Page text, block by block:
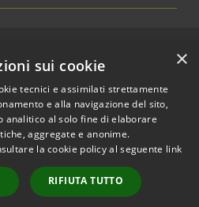
Copyright © 2026 • Comune di
Cerenzia • Powered by
Municipium•Accesso
redazione
×
sui cookie
tecnici e assimilati strettamente
e alla navigazione del sito,
analitico al solo fine di elaborare
aggregate e anonime.
la cookie policy al seguente link
RIFIUTA TUTTO